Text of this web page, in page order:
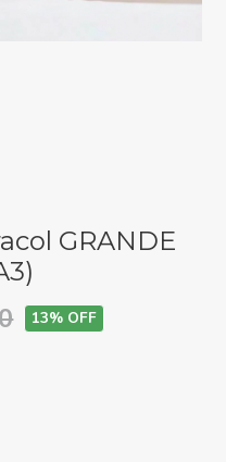
GRANDE
13% OFF